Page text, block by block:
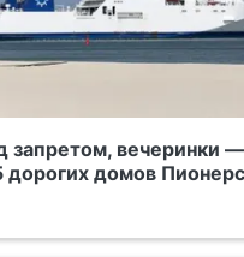
запретом, вечеринки —
домов